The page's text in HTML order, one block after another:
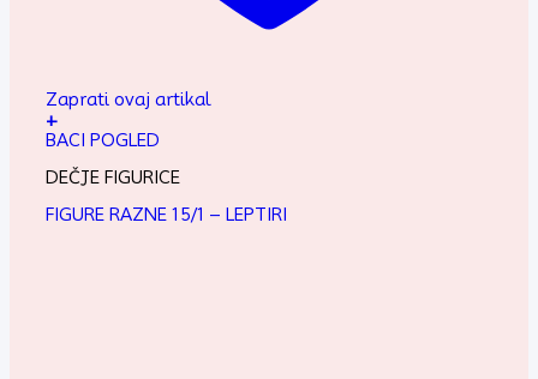
Zaprati ovaj artikal
+
BACI POGLED
DEČJE FIGURICE
FIGURE RAZNE 15/1 – LEPTIRI